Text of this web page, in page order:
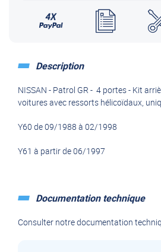
Description
NISSAN - Patrol GR - 4 portes - Kit
voitures avec ressorts hélicoïdaux,
Y60 de 09/1988 à 02/1998
Y61 à partir de 06/1997
Documentation technique
Consulter notre documentation